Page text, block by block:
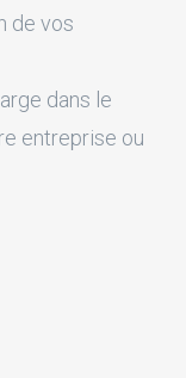
de vos
dans le
entreprise ou